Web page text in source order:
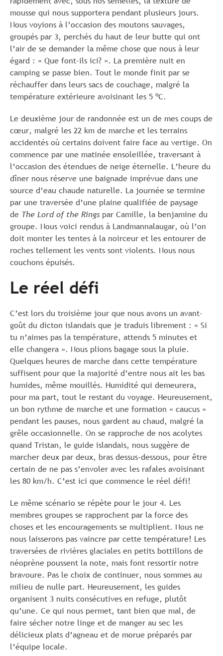
mousse qui nous supportera pendant plusieurs jours.
Nous voyions à l’occasion des moutons sauvages,
groupés par 3, perchés du haut de leur butte qui ont
l’air de se demander la même chose que nous à leur
égard : « Que font-ils ici? ». La première nuit en
camping se passe bien. Tout le monde finit par se
réchauffer dans leurs sacs de couchage, malgré la
température extérieure avoisinant les 5 oC.
Le deuxième jour de randonnée est un de mes coups de
cœur, malgré les 22 km de marche et les terrains
accidentés où certains doivent faire face au vertige. On
commence par une matinée ensoleillée, traversant à
l’occasion des étendues de neige éternelle. L’heure du
dîner nous réserve une baignade imprévue dans une
source d’eau chaude naturelle. La journée se termine
par une traversée d’une plaine qualifiée de paysage
de The Lord of the Ringspar Camille, la benjamine du
groupe. Nous voici rendus à Landmannalaugar, où l’on
doit monter les tentes à la noirceur et les entourer de
roches tellement les vents sont violents. Nous nous
couchons épuisés.
Le réel défi
C’est lors du troisième jour que nous avons un avant-
goût du dicton islandais que je traduis librement : « Si
tu n’aimes pas la température, attends 5 minutes et
elle changera ». Nous plions bagage sous la pluie.
Quelques heures de marche dans cette température
suffisent pour que la majorité d’entre nous ait les bas
humides, même mouillés. Humidité qui demeurera,
pour ma part, tout le restant du voyage. Heureusement,
un bon rythme de marche et une formation « caucus »
pendant les pauses, nous gardent au chaud, malgré la
grêle occasionnelle. On se rapproche de nos acolytes
quand Tristan, le guide islandais, nous suggère de
marcher deux par deux, bras dessus-dessous, pour être
certain de ne pas s’envoler avec les rafales avoisinant
les 80 km/h. C’est ici que commence le réel défi!
Le même scénario se répète pour le jour 4. Les
membres groupes se rapprochent par la force des
choses et les encouragements se multiplient. Nous ne
nous laisserons pas vaincre par cette température! Les
traversées de rivières glaciales en petits bottillons de
néoprène poussent la note, mais font ressortir notre
bravoure. Pas le choix de continuer, nous sommes au
milieu de nulle part. Heureusement, les guides
organisent 3 nuits consécutives en refuge, plutôt
qu’une. Ce qui nous permet, tant bien que mal, de
faire sécher notre linge et de manger au sec les
délicieux plats d’agneau et de morue préparés par
l’équipe locale.